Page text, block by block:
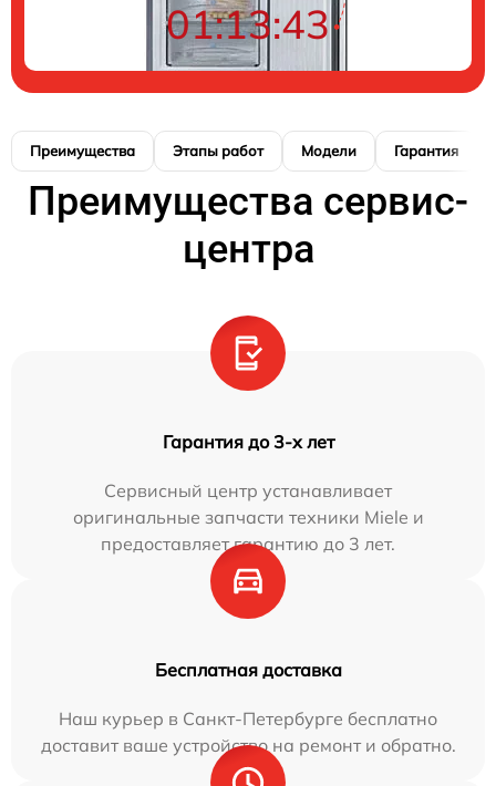
01:13:42
Преимущества Этапы работ Модели Гарантия
Преимущества сервис-
центра
Гарантия до 3-х лет
Сервисный центр устанавливает
оригинальные запчасти техники Miele и
предоставляет гарантию до 3 лет.
Бесплатная доставка
Наш курьер в Санкт-Петербурге бесплатно
доставит ваше устройство на ремонт и обратно.